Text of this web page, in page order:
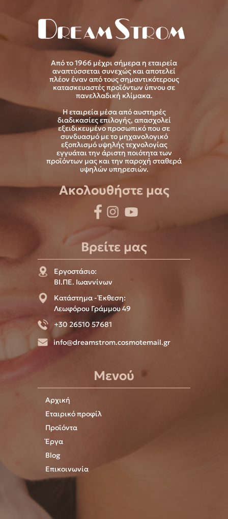
Από το 1966 μέχρι σήμερα η εταιρεία
αναπτύσσεται συνεχώς και αποτελεί
πλέον έναν από τους σημαντικότερους
κατασκευαστές προϊόντων ύπνου σε
πανελλαδική κλίμακα.
Η εταιρεία μέσα από αυστηρές
διαδικασίες επιλογής, απασχολεί
εξειδικευμένο προσωπικό που σε
συνδυασμό με το μηχανολογικό
εξοπλισμό υψηλής τεχνολογίας
εγγυάται την άριστη ποιότητα των
προϊόντων μας και την παροχή σταθερά
υψηλών υπηρεσιών.
Ακολουθήστε μας
Βρείτε μας
Εργοστάσιο:
ΒΙ.ΠΕ. Ιωαννίνων
Κατάστημα - Έκθεση:
Λεωφόρου Γράμμου 49
+30 26510 57681
info@dreamstrom.cosmotemail.gr
Μενού
Αρχική
Εταιρικό προφίλ
Προϊόντα
Έργα
Blog
Επικοινωνία